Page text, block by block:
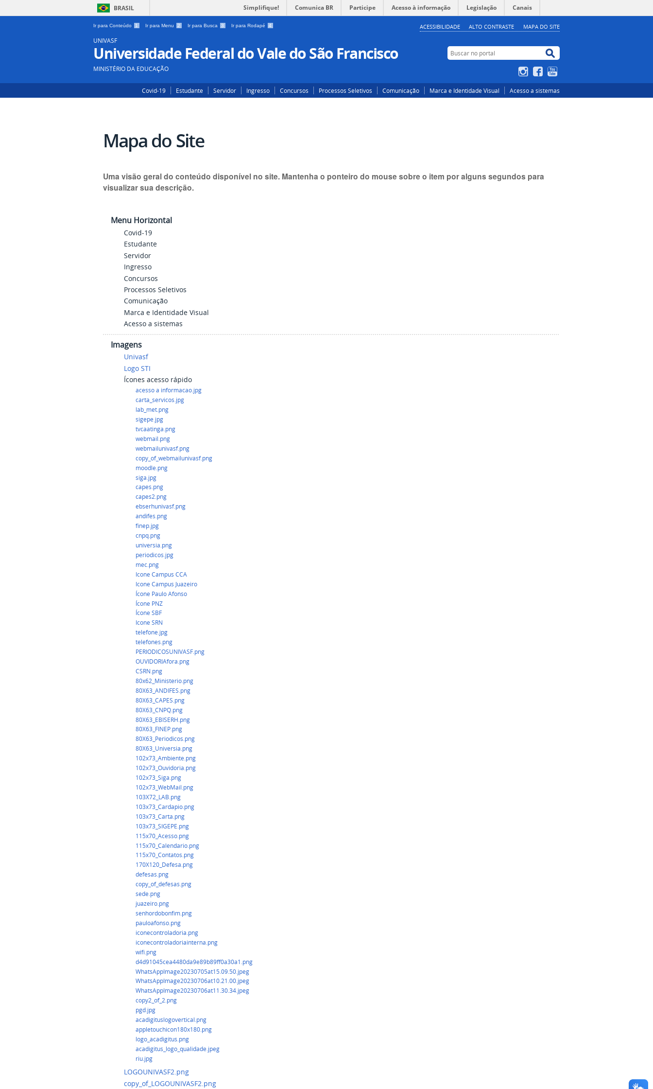
BRASIL Simplifique! Comunica BR Participe Acesso à informação Legislação Canais
Ir para Conteúdo 1 Ir para Menu 2 Ir para Busca 3 Ir para Rodapé 4 ACESSIBILIDADE ALTO CONTRASTE MAPA DO SITE
UNIVASF
Universidade Federal do Vale do São Francisco
MINISTÉRIO DA EDUCAÇÃO
Buscar no portal
Buscar no portal
InstagramFacebook
Covid-19 Estudante Servidor Ingresso Concursos Processos Seletivos Comunicação Marca e Identidade Visual Acesso a sistemas
Mapa do Site
Uma visão geral do conteúdo disponível no site. Mantenha o ponteiro do mouse sobre o item por alguns segundos para
visualizar sua descrição.
Menu Horizontal
Covid-19
Estudante
Servidor
Ingresso
Concursos
Processos Seletivos
Comunicação
Marca e Identidade Visual
Acesso a sistemas
Imagens
Univasf
Logo STI
Ícones acesso rápido
acesso a informacao.jpg
carta_servicos.jpg
lab_met.png
sigepe.jpg
tvcaatinga.png
webmail.png
webmailunivasf.png
copy_of_webmailunivasf.png
moodle.png
siga.jpg
capes.png
capes2.png
ebserhunivasf.png
andifes.png
finep.jpg
cnpq.png
universia.png
periodicos.jpg
mec.png
Icone Campus CCA
Icone Campus Juazeiro
Ícone Paulo Afonso
Ícone PNZ
Ícone SBF
Icone SRN
telefone.jpg
telefones.png
PERIODICOSUNIVASF.png
OUVIDORIAfora.png
CSRN.png
80x62_Ministerio.png
80X63_ANDIFES.png
80X63_CAPES.png
80X63_CNPQ.png
80X63_EBISERH.png
80X63_FINEP.png
80X63_Periodicos.png
80X63_Universia.png
102x73_Ambiente.png
102x73_Ouvidoria.png
102x73_Siga.png
102x73_WebMail.png
103X72_LAB.png
103x73_Cardapio.png
103x73_Carta.png
103x73_SIGEPE.png
115x70_Acesso.png
115x70_Calendario.png
115x70_Contatos.png
170X120_Defesa.png
defesas.png
copy_of_defesas.png
sede.png
juazeiro.png
senhordobonfim.png
pauloafonso.png
iconecontroladoria.png
iconecontroladoriainterna.png
wifi.png
d4d91045cea4480da9e89b89ff0a30a1.png
WhatsAppImage20230705at15.09.50.jpeg
WhatsAppImage20230706at10.21.00.jpeg
WhatsAppImage20230706at11.30.34.jpeg
copy2_of_2.png
pgd.jpg
acadigituslogovertical.png
appletouchicon180x180.png
logo_acadigitus.png
acadigitus_logo_qualidade.jpeg
riu.jpg
LOGOUNIVASF2.png
copy_of_LOGOUNIVASF2.png